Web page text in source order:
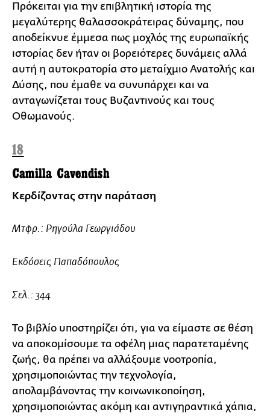
Πρόκειται για την επιβλητική ιστορία της
μεγαλύτερης θαλασσοκράτειρας δύναμης, που
αποδείκνυε έμμεσα πως μοχλός της ευρωπαϊκής
ιστορίας δεν ήταν οι βορειότερες δυνάμεις αλλά
αυτή η αυτοκρατορία στο μεταίχμιο Ανατολής και
Δύσης, που έμαθε να συνυπάρχει και να
ανταγωνίζεται τους Βυζαντινούς και τους
Οθωμανούς.
18
Camilla Cavendish
Κερδίζοντας στην παράταση
Μτφρ.: Ρηγούλα Γεωργιάδου
Εκδόσεις Παπαδόπουλος
Σελ.: 344
Το βιβλίο υποστηρίζει ότι, για να είμαστε σε θέση
να αποκομίσουμε τα οφέλη μιας παρατεταμένης
ζωής, θα πρέπει να αλλάξουμε νοοτροπία,
χρησιμοποιώντας την τεχνολογία,
απολαμβάνοντας την κοινωνικοποίηση,
χρησιμοποιώντας ακόμη και αντιγηραντικά χάπια,